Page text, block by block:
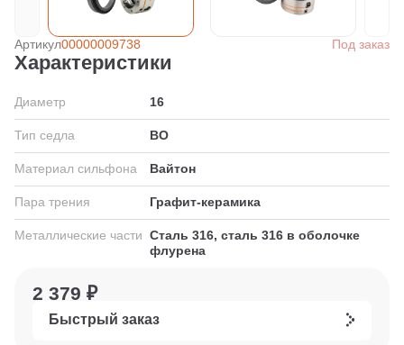
Артикул00000009738 Под заказ
Характеристики
Диаметр 16
Тип седла BO
Материал сильфона Вайтон
Пара трения Графит-керамика
Металлические части Сталь 316, сталь 316 в оболочке
флурена
2 379 ₽
Быстрый заказ